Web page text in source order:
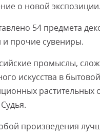
о новой экспозиции.
54 предмета
и прочие сувениры.
промыслы,
искусства в
произведения